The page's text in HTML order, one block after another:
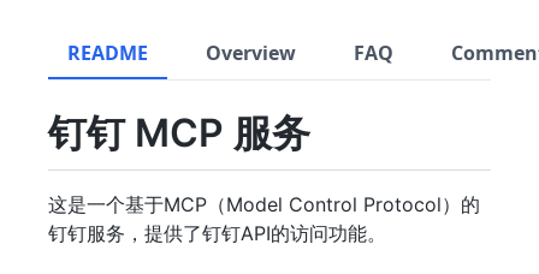
README Overview FAQ
钉钉 MCP 服务
这是一个基于MCP（Model Control Protocol）的
钉钉服务，提供了钉钉API的访问功能。